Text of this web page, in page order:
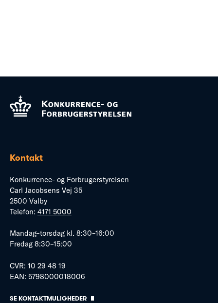
Kontakt
Konkurrence- og Forbrugerstyrelsen
Carl Jacobsens Vej 35
2500 Valby
Telefon: 4171 5000
Mandag–torsdag kl. 8:30–16:00
Fredag 8:30–15:00
CVR: 10 29 48 19
EAN: 5798000018006
SE KONTAKTMULIGHEDER